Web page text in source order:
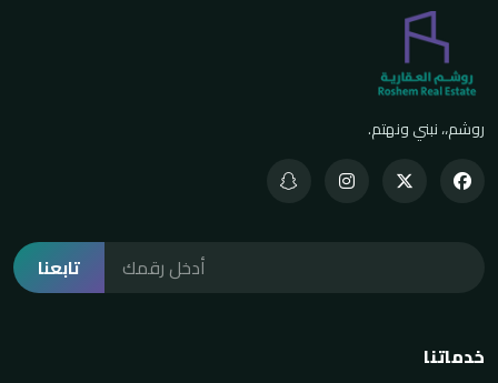
روشم،، نبني ونهتم.
تابعنا
خدماتنا